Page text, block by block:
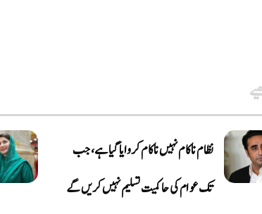
نظام ناکام نہیں ناکام کروایاگیا ہے، جب
تک عوام کی حاکمیت تسلیم نہیں کریں گے